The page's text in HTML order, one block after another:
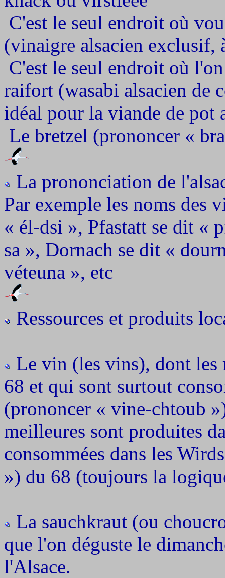
C'est le seul endroit où
(vinaigre alsacien exclusif,
C'est le seul endroit où
raifort (wasabi alsacien de
idéal pour la viande de pot
Le bretzel (prononcer «
La prononciation de
Par exemple les noms des
« él-dsi », Pfastatt se dit «
sa », Dornach se dit «
véteuna », etc
Ressources et produits
Le vin (les vins), dont les
68 et qui sont surtout
(prononcer « vine-chtoub
meilleures sont produites
consommées dans les
») du 68 (toujours la
La sauchkraut (ou
que l'on déguste le
l'Alsace.